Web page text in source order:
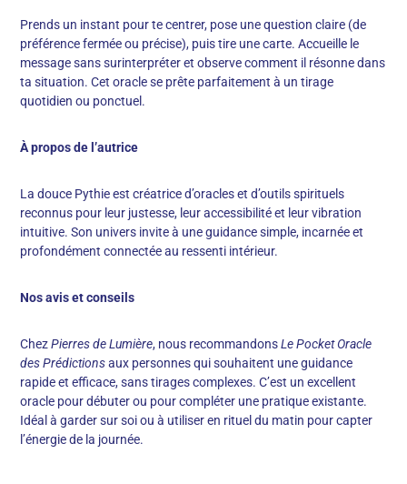
Prends un instant pour te centrer, pose une question claire (de
préférence fermée ou précise), puis tire une carte. Accueille le
message sans surinterpréter et observe comment il résonne dans
ta situation. Cet oracle se prête parfaitement à un tirage
quotidien ou ponctuel.
À propos de l’autrice
La douce Pythie est créatrice d’oracles et d’outils spirituels
reconnus pour leur justesse, leur accessibilité et leur vibration
intuitive. Son univers invite à une guidance simple, incarnée et
profondément connectée au ressenti intérieur.
Nos avis et conseils
ChezPierres de Lumière, nous recommandonsLe Pocket Oracle
des Prédictionsaux personnes qui souhaitent une guidance
rapide et efficace, sans tirages complexes. C’est un excellent
oracle pour débuter ou pour compléter une pratique existante.
Idéal à garder sur soi ou à utiliser en rituel du matin pour capter
l’énergie de la journée.